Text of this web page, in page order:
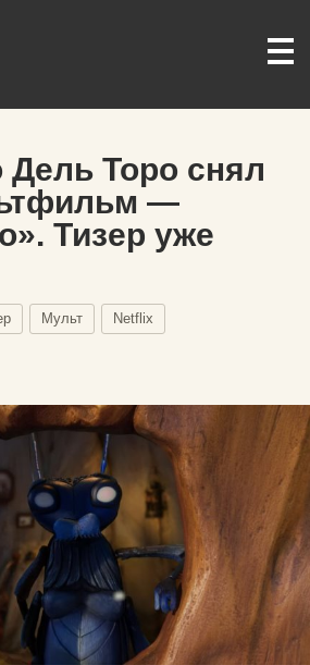
Дель Торо снял
—
Тизер уже
Мульт Netflix